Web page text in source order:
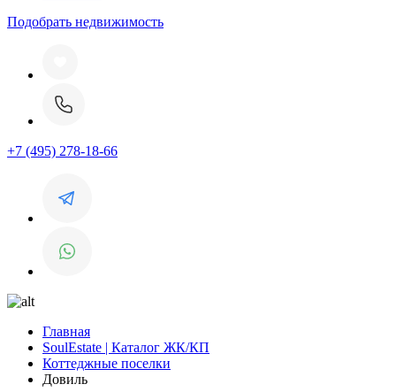
Подобрать недвижимость
+7 (495) 278-18-66
Главная
SoulEstate | Каталог ЖК/КП
Коттеджные поселки
Довиль